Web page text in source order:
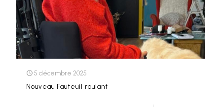
5 décembre 2025
Nouveau Fauteuil roulant